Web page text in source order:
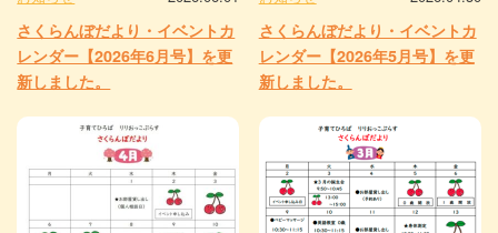
さくらんぼだより・イベントカ
レンダー【2026年6月号】を更
新しました。
さくらんぼだより・イベントカ
レンダー【2026年5月号】を更
新しました。